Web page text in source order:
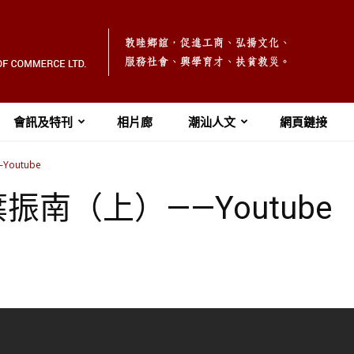
會訊及特刊 相片廊 潮汕人文 網頁鏈接
振南（上）——Youtube